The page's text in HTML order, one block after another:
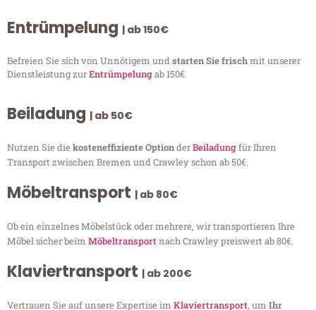
Entrümpelung | ab 150€
Befreien Sie sich von Unnötigem undstarten Sie frischmit unserer
Dienstleistung zurEntrümpelungab 150€.
Beiladung | ab 50€
Nutzen Sie diekosteneffiziente OptionderBeiladungfür Ihren
Transport zwischen Bremen und Crawley schon ab 50€.
Möbeltransport | ab 80€
Ob ein einzelnes Möbelstück oder mehrere, wir transportieren Ihre
Möbel sicher beim Möbeltransportnach Crawley preiswert ab 80€.
Klaviertransport | ab 200€
Vertrauen Sie auf unsere Expertise im Klaviertransport, um Ihr